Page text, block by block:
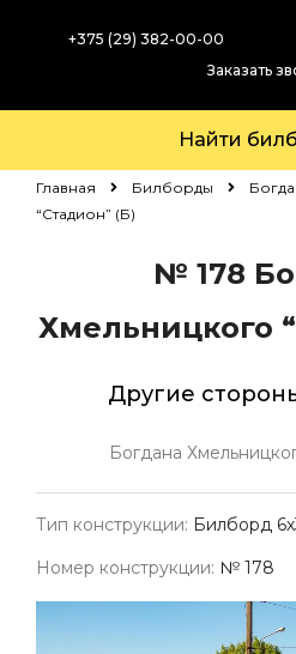
+375 (29) 382-00-00
Заказать
Найти
Главная Билборды
“Стадион” (Б)
№ 178
Хмельницкого
Другие
Богдана
Тип конструкции: Билборд
Номер конструкции: № 178